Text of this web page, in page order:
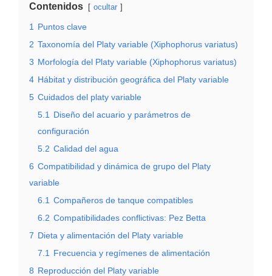
Contenidos ocultar
1
Puntos clave
2 Taxonomía del Platy variable (Xiphophorus variatus)
3 Morfología del Platy variable (Xiphophorus variatus)
4 Hábitat y distribución geográfica del Platy variable
5 Cuidados del platy variable
5.1
Diseño del acuario y parámetros de
configuración
5.2 Calidad del agua
6 Compatibilidad y dinámica de grupo del Platy
variable
6.1 Compañeros de tanque compatibles
6.2 Compatibilidades conflictivas: Pez Betta
7 Dieta y alimentación del Platy variable
7.1
Frecuencia y regímenes de alimentación
8 Reproducción del Platy variable